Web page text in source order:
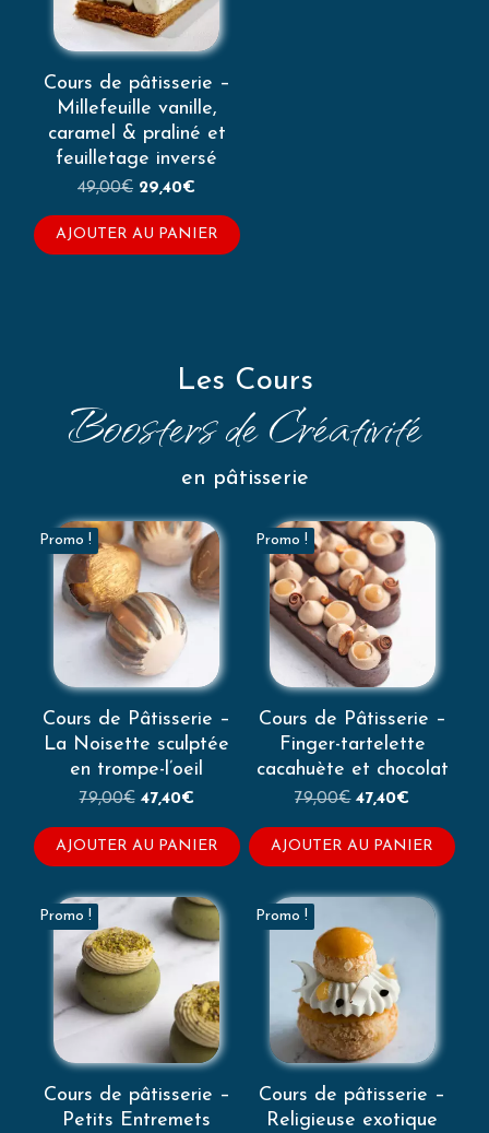
Cours de pâtisserie –
Millefeuille vanille,
caramel & praliné et
feuilletage inversé
49,00€ Le
initial
était :
29,40€
actuel
est :
AJOUTER AU PANIER
Les Cours
Boosters de Créativité
en pâtisserie
Promo !
Cours de Pâtisserie –
La Noisette sculptée
en trompe-l’oeil
79,00€ Le
initial
était :
79,00€.
47,40€Le
actuel
est :
47,40€.
AJOUTER AU PANIER
Promo !
Cours de Pâtisserie –
Finger-tartelette
cacahuète et chocolat
79,00€ Le
initial
était :
79,00€.
47,40€
actuel
est :
47,40€.
AJOUTER AU PANIER
Promo !
Cours de pâtisserie –
Petits Entremets
Promo !
Cours de pâtisserie –
Religieuse exotique